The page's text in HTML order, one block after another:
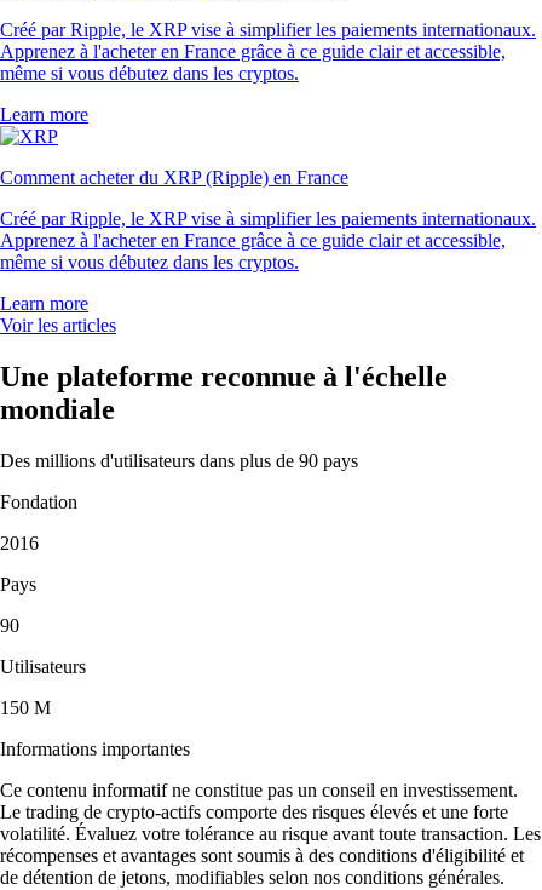
Créé par Ripple, le XRP vise à simplifier les paiements internationaux.
Apprenez à l'acheter en France grâce à ce guide clair et accessible,
même si vous débutez dans les cryptos.
Learn more
Comment acheter du XRP (Ripple) en France
Créé par Ripple, le XRP vise à simplifier les paiements internationaux.
Apprenez à l'acheter en France grâce à ce guide clair et accessible,
même si vous débutez dans les cryptos.
Learn more
Voir les articles
Une plateforme reconnue à l'échelle
mondiale
Des millions d'utilisateurs dans plus de 90 pays
Fondation
2016
Pays
90
Utilisateurs
150 M
Informations importantes
Ce contenu informatif ne constitue pas un conseil en investissement.
Le trading de crypto-actifs comporte des risques élevés et une forte
volatilité. Évaluez votre tolérance au risque avant toute transaction. Les
récompenses et avantages sont soumis à des conditions d'éligibilité et
de détention de jetons, modifiables selon nos conditions générales.